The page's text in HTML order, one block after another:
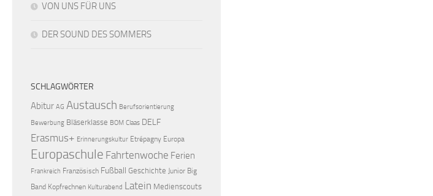
VON UNS FÜR UNS
DER SOUND DES SOMMERS
SCHLAGWÖRTER
Abitur AG Austausch Berufsorientierung
Bewerbung Bläserklasse BOM Claas DELF
Erasmus+ Erinnerungskultur Etrépagny Europa
Europaschule Fahrtenwoche Ferien
Frankreich Französisch Fußball Geschichte Junior Big
Band Kopfrechnen Kulturabend Latein Medienscouts